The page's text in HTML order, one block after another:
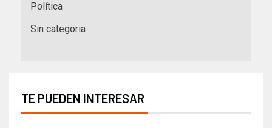
Política
Sin categoria
TE PUEDEN INTERESAR